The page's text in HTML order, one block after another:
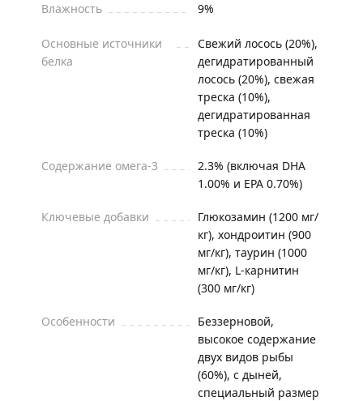
Влажность 9%
Основные источники
белка
Свежий лосось (20%),
дегидратированный
лосось (20%), свежая
треска (10%),
дегидратированная
треска (10%)
Содержание омега-3
2.3% (включая DHA
1.00% и EPA 0.70%)
Ключевые добавки
Глюкозамин (1200 мг/
кг), хондроитин (900
мг/кг), таурин (1000
мг/кг), L-карнитин
(300 мг/кг)
Особенности
Беззерновой,
высокое содержание
двух видов рыбы
(60%), с дыней,
специальный размер